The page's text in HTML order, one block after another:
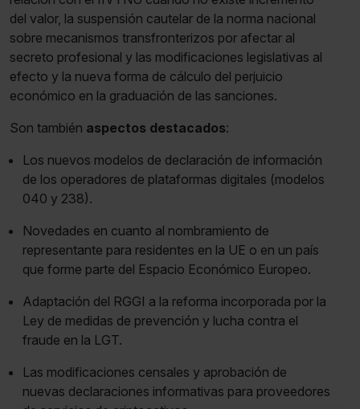
del valor, la suspensión cautelar de la norma nacional
sobre mecanismos transfronterizos por afectar al
secreto profesional y las modificaciones legislativas al
efecto y la nueva forma de cálculo del perjuicio
económico en la graduación de las sanciones.
Son también aspectos destacados:
Los nuevos modelos de declaración de información
de los operadores de plataformas digitales (modelos
040 y 238).
Novedades en cuanto al nombramiento de
representante para residentes en la UE o en un país
que forme parte del Espacio Económico Europeo.
Adaptación del RGGI a la reforma incorporada por la
Ley de medidas de prevención y lucha contra el
fraude en la LGT.
Las modificaciones censales y aprobación de
nuevas declaraciones informativas para proveedores